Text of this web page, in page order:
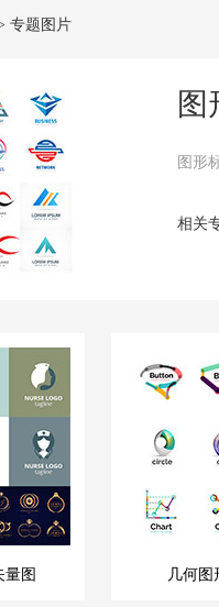
专题图片
图
图形
相关
图 几何图